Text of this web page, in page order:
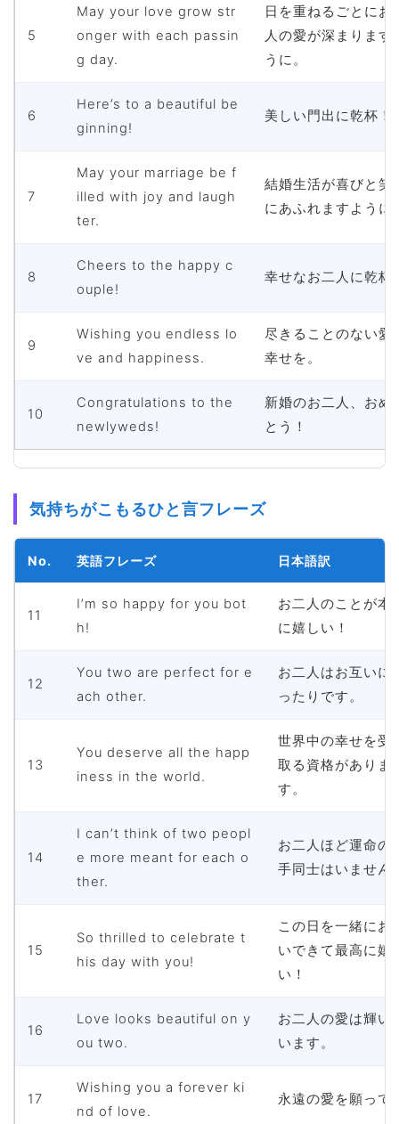
5
May your love grow str
onger with each passin
g day.
日を重ねるごとにお
人の愛が深まります
うに。
6
Here’s to a beautiful be
ginning!
美しい門出に乾杯！
7
May your marriage be f
illed with joy and laugh
ter.
結婚生活が喜びと笑
にあふれますように
8
Cheers to the happy c
ouple!
幸せなお二人に乾杯
9
Wishing you endless lo
ve and happiness.
尽きることのない愛
幸せを。
10
Congratulations to the
newlyweds!
新婚のお二人、おめ
とう！
気持ちがこもるひと言フレーズ
No. 英語フレーズ 日本語訳
11
I’m so happy for you bot
h!
お二人のことが本
に嬉しい！
12
You two are perfect for e
ach other.
お二人はお互いに
ったりです。
13
You deserve all the happ
iness in the world.
世界中の幸せを受
取る資格がありま
す。
14
I can’t think of two peopl
e more meant for each o
ther.
お二人ほど運命の
手同士はいません
15
So thrilled to celebrate t
his day with you!
この日を一緒にお
いできて最高に嬉
い！
16
Love looks beautiful on y
ou two.
お二人の愛は輝い
います。
17
Wishing you a forever ki
nd of love.
永遠の愛を願って